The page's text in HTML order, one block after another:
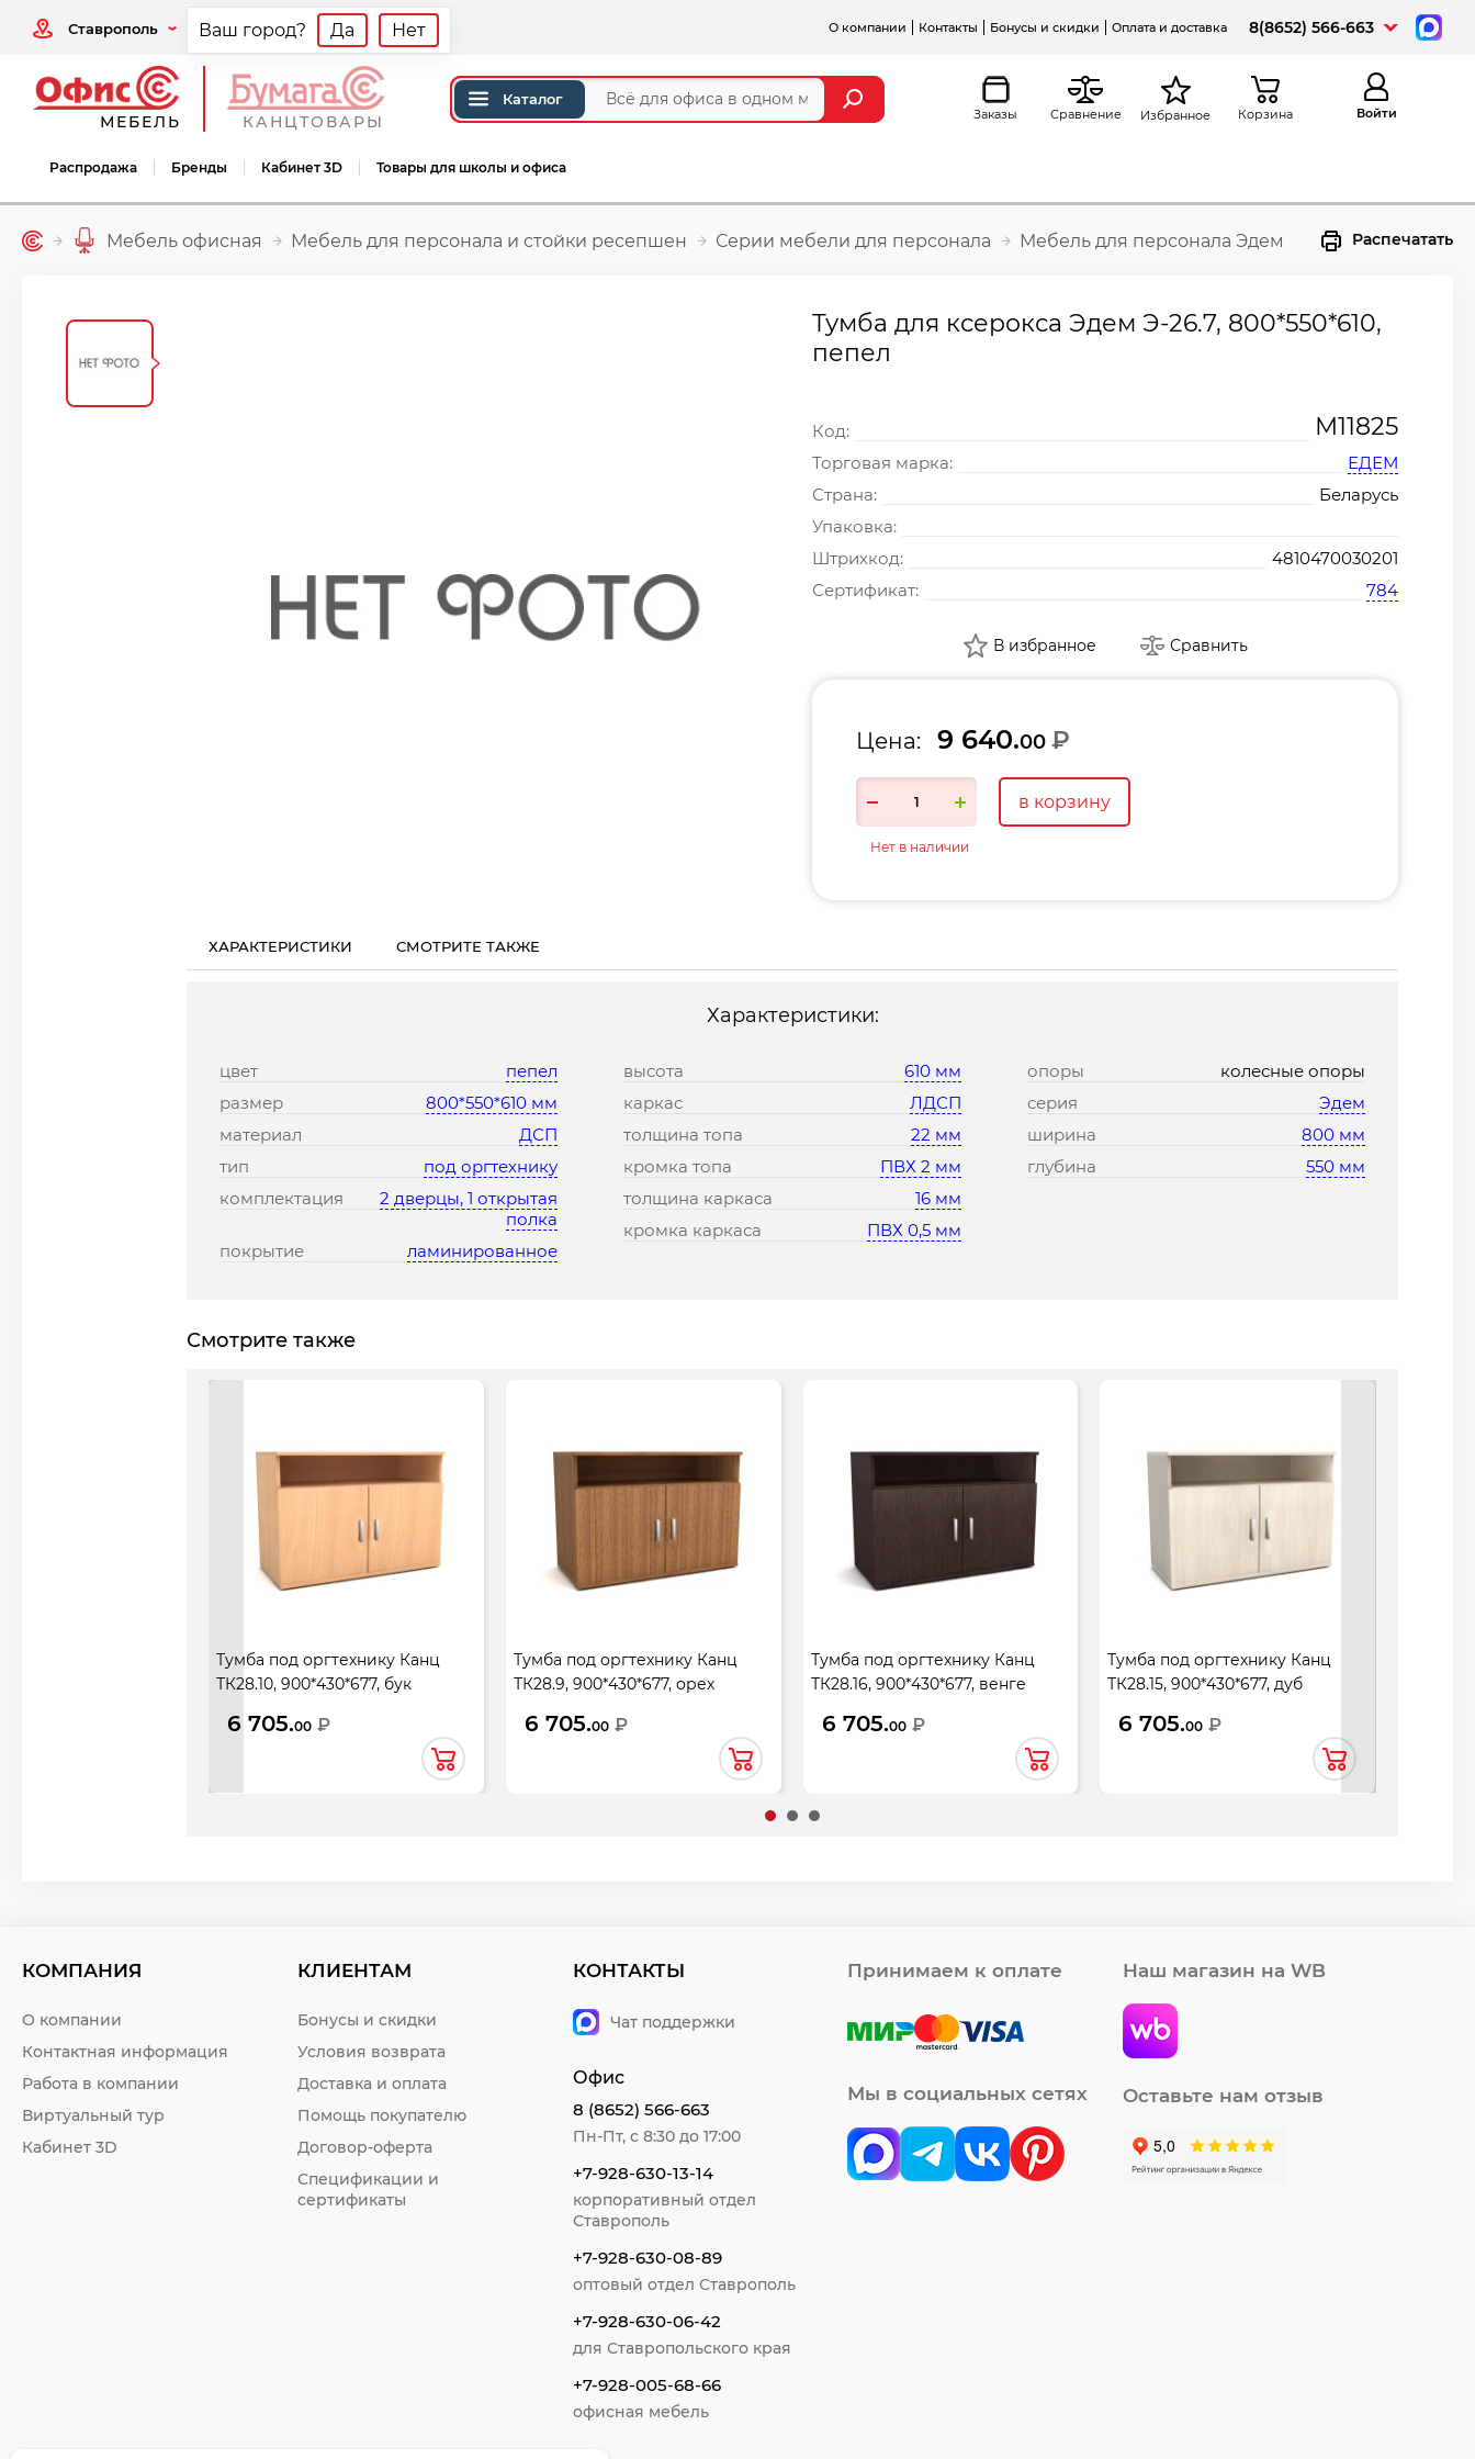
Ставрополь Ваш город? Да Нет О компании Контакты Бонусы и скидки Оплата и доставка 8(8652) 566-663
МЕБЕЛЬ КАНЦТОВАРЫ
Каталог
Заказы Сравнение Избранное Корзина Войти
Распродажа Бренды Кабинет 3D Товары для школы и офиса
Мебель офисная Мебель для персонала и стойки ресепшен Серии мебели для персонала Мебель для персонала Эдем Распечатать
Тумба для ксерокса Эдем Э-26.7, 800*550*610,
пепел
Код: М11825
Торговая марка:
ЕДЕМ
Страна:
Беларусь
Упаковка:
Штрихкод:
4810470030201
Сертификат:
784
В избранное Сравнить
Цена: 9 640.00 ₽
в корзину
Нет в наличии
ХАРАКТЕРИСТИКИ СМОТРИТЕ ТАКЖЕ
Характеристики:
цвет
пепел
размер
800*550*610 мм
материал
ДСП
тип
под оргтехнику
комплектация
2 дверцы, 1 открытая
полка
покрытие
ламинированное
высота
610 мм
каркас
ЛДСП
толщина топа
22 мм
кромка топа
ПВХ 2 мм
толщина каркаса
16 мм
кромка каркаса
ПВХ 0,5 мм
опоры
колесные опоры
серия
Эдем
ширина
800 мм
глубина
550 мм
Смотрите также
Тумба под оргтехнику Канц
ТК28.10, 900*430*677, бук
6 705.00 ₽
Тумба под оргтехнику Канц
ТК28.9, 900*430*677, орех
6 705.00 ₽
Тумба под оргтехнику Канц
ТК28.16, 900*430*677, венге
6 705.00 ₽
Тумба под оргтехнику Канц
ТК28.15, 900*430*677, дуб
6 705.00 ₽
КОМПАНИЯ
О компании
Контактная информация
Работа в компании
Виртуальный тур
Кабинет 3D
КЛИЕНТАМ
Бонусы и скидки
Условия возврата
Доставка и оплата
Помощь покупателю
Договор-оферта
Спецификации и
сертификаты
КОНТАКТЫ
Чат поддержки
Офис
8 (8652) 566-663
Пн-Пт, с 8:30 до 17:00
+7-928-630-13-14
корпоративный отдел
Ставрополь
+7-928-630-08-89
оптовый отдел Ставрополь
+7-928-630-06-42
для Ставропольского края
+7-928-005-68-66
офисная мебель
Принимаем к оплате
Мы в социальных сетях
Наш магазин на WB
Оставьте нам отзыв